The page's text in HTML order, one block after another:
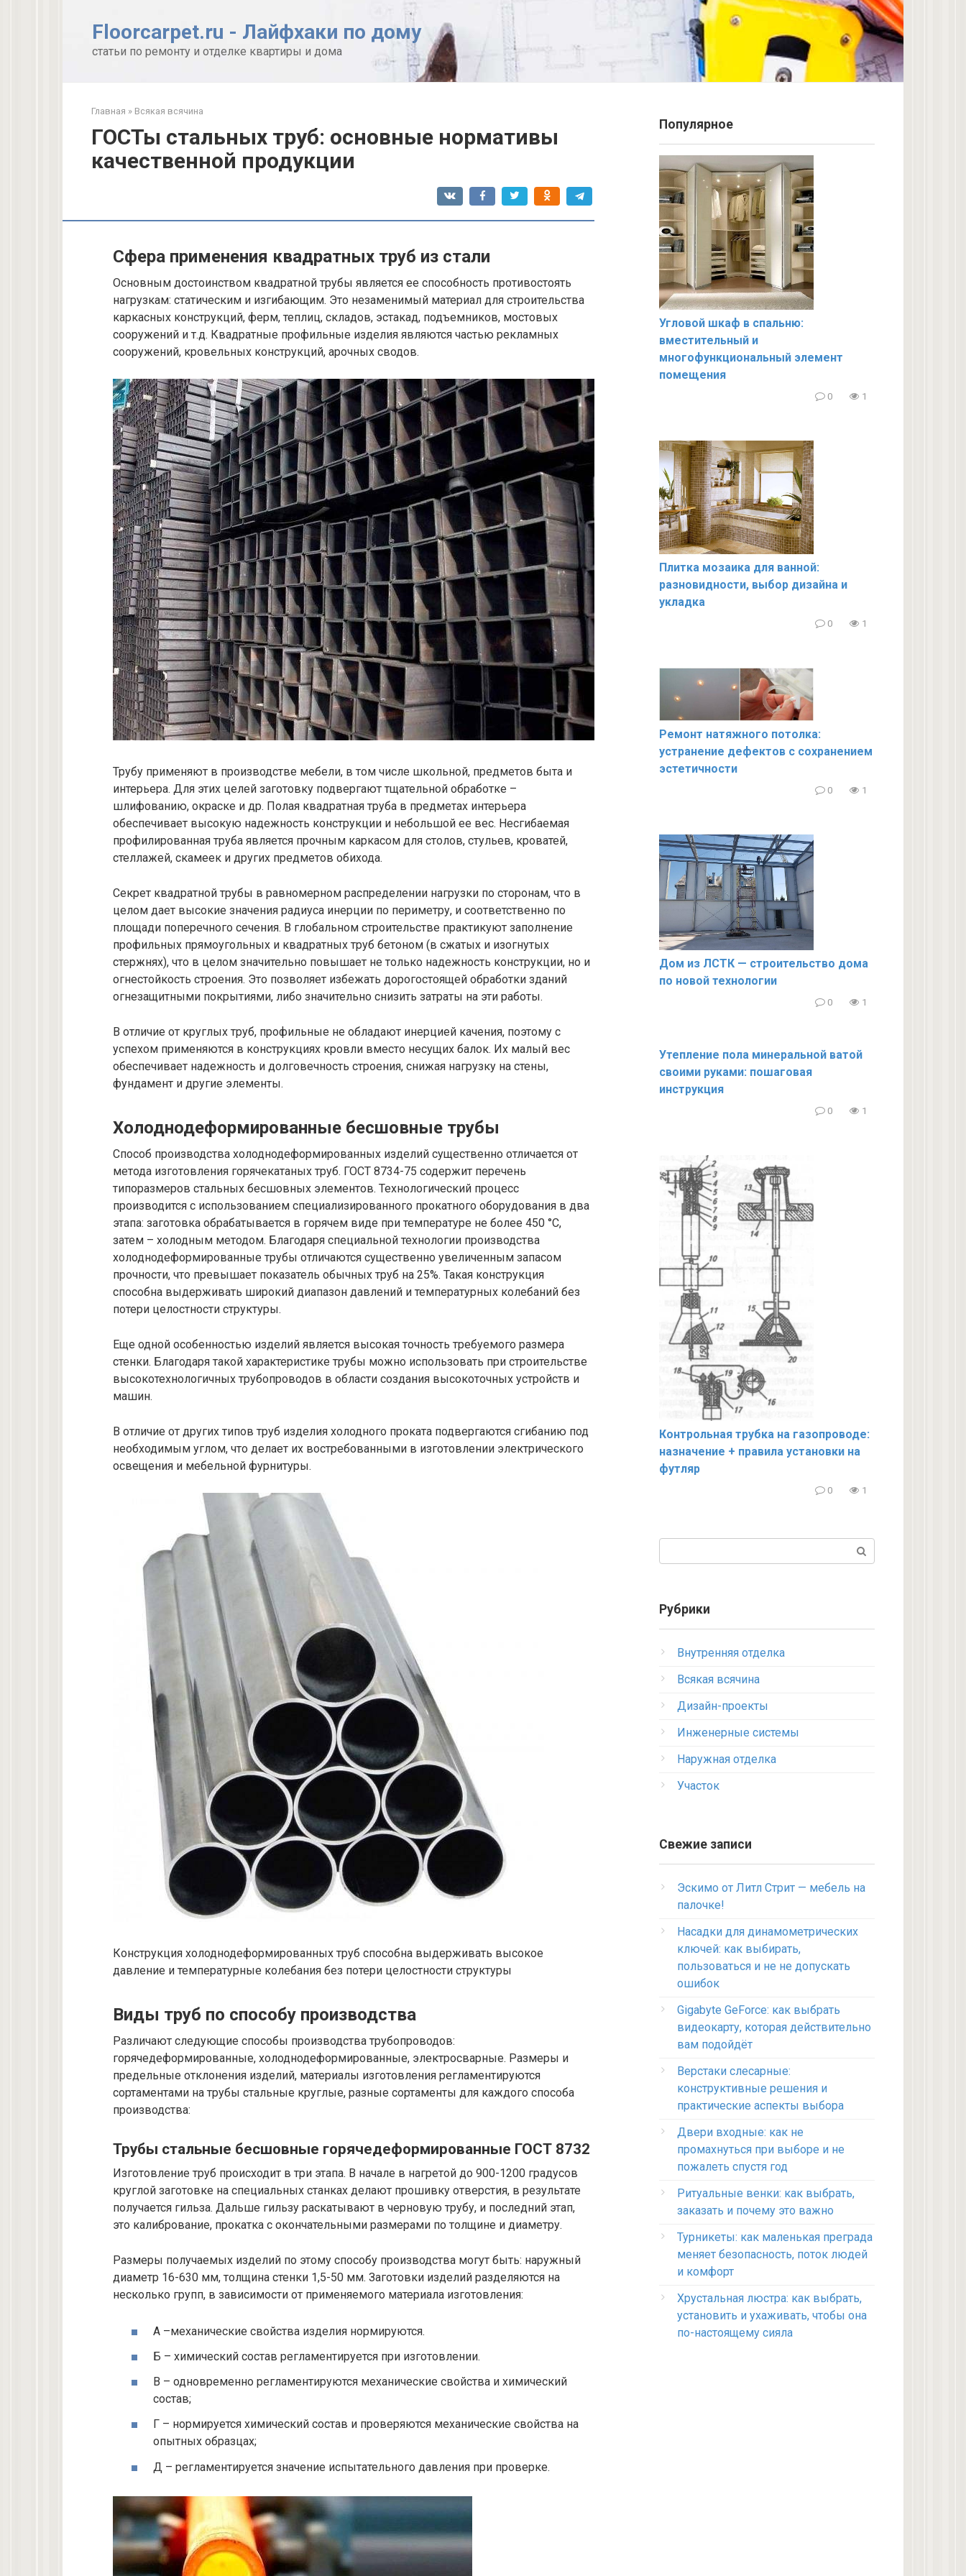
Floorcarpet.ru - Лайфхаки по дому
статьи по ремонту и отделке квартиры и дома
Главная » Всякая всячина
ГОСТы стальных труб: основные нормативы
качественной продукции
Сфера применения квадратных труб из стали
Основным достоинством квадратной трубы является ее способность противостоять
нагрузкам: статическим и изгибающим. Это незаменимый материал для строительства
каркасных конструкций, ферм, теплиц, складов, эстакад, подъемников, мостовых
сооружений и т.д. Квадратные профильные изделия являются частью рекламных
сооружений, кровельных конструкций, арочных сводов.
Трубу применяют в производстве мебели, в том числе школьной, предметов быта и
интерьера. Для этих целей заготовку подвергают тщательной обработке –
шлифованию, окраске и др. Полая квадратная труба в предметах интерьера
обеспечивает высокую надежность конструкции и небольшой ее вес. Несгибаемая
профилированная труба является прочным каркасом для столов, стульев, кроватей,
стеллажей, скамеек и других предметов обихода.
Секрет квадратной трубы в равномерном распределении нагрузки по сторонам, что в
целом дает высокие значения радиуса инерции по периметру, и соответственно по
площади поперечного сечения. В глобальном строительстве практикуют заполнение
профильных прямоугольных и квадратных труб бетоном (в сжатых и изогнутых
стержнях), что в целом значительно повышает не только надежность конструкции, но и
огнестойкость строения. Это позволяет избежать дорогостоящей обработки зданий
огнезащитными покрытиями, либо значительно снизить затраты на эти работы.
В отличие от круглых труб, профильные не обладают инерцией качения, поэтому с
успехом применяются в конструкциях кровли вместо несущих балок. Их малый вес
обеспечивает надежность и долговечность строения, снижая нагрузку на стены,
фундамент и другие элементы.
Холоднодеформированные бесшовные трубы
Способ производства холоднодеформированных изделий существенно отличается от
метода изготовления горячекатаных труб. ГОСТ 8734-75 содержит перечень
типоразмеров стальных бесшовных элементов. Технологический процесс
производится с использованием специализированного прокатного оборудования в два
этапа: заготовка обрабатывается в горячем виде при температуре не более 450 °С,
затем – холодным методом. Благодаря специальной технологии производства
холоднодеформированные трубы отличаются существенно увеличенным запасом
прочности, что превышает показатель обычных труб на 25%. Такая конструкция
способна выдерживать широкий диапазон давлений и температурных колебаний без
потери целостности структуры.
Еще одной особенностью изделий является высокая точность требуемого размера
стенки. Благодаря такой характеристике трубы можно использовать при строительстве
высокотехнологичных трубопроводов в области создания высокоточных устройств и
машин.
В отличие от других типов труб изделия холодного проката подвергаются сгибанию под
необходимым углом, что делает их востребованными в изготовлении электрического
освещения и мебельной фурнитуры.
Конструкция холоднодеформированных труб способна выдерживать высокое
давление и температурные колебания без потери целостности структуры
Виды труб по способу производства
Различают следующие способы производства трубопроводов:
горячедеформированные, холоднодеформированные, электросварные. Размеры и
предельные отклонения изделий, материалы изготовления регламентируются
сортаментами на трубы стальные круглые, разные сортаменты для каждого способа
производства:
Трубы стальные бесшовные горячедеформированные ГОСТ 8732
Изготовление труб происходит в три этапа. В начале в нагретой до 900-1200 градусов
круглой заготовке на специальных станках делают прошивку отверстия, в результате
получается гильза. Дальше гильзу раскатывают в черновую трубу, и последний этап,
это калибрование, прокатка с окончательными размерами по толщине и диаметру.
Размеры получаемых изделий по этому способу производства могут быть: наружный
диаметр 16-630 мм, толщина стенки 1,5-50 мм. Заготовки изделий разделяются на
несколько групп, в зависимости от применяемого материала изготовления:
А –механические свойства изделия нормируются.
Б – химический состав регламентируется при изготовлении.
В – одновременно регламентируются механические свойства и химический
состав;
Г – нормируется химический состав и проверяются механические свойства на
опытных образцах;
Д – регламентируется значение испытательного давления при проверке.
Популярное
Угловой шкаф в спальню:
вместительный и
многофункциональный элемент
помещения
0 1
Плитка мозаика для ванной:
разновидности, выбор дизайна и
укладка
0 1
Ремонт натяжного потолка:
устранение дефектов с сохранением
эстетичности
0 1
Дом из ЛСТК — строительство дома
по новой технологии
0 1
Утепление пола минеральной ватой
своими руками: пошаговая
инструкция
0 1
Контрольная трубка на газопроводе:
назначение + правила установки на
футляр
0 1
Рубрики
Внутренняя отделка
Всякая всячина
Дизайн-проекты
Инженерные системы
Наружная отделка
Участок
Свежие записи
Эскимо от Литл Стрит — мебель на
палочке!
Насадки для динамометрических
ключей: как выбирать,
пользоваться и не не допускать
ошибок
Gigabyte GeForce: как выбрать
видеокарту, которая действительно
вам подойдёт
Верстаки слесарные:
конструктивные решения и
практические аспекты выбора
Двери входные: как не
промахнуться при выборе и не
пожалеть спустя год
Ритуальные венки: как выбрать,
заказать и почему это важно
Турникеты: как маленькая преграда
меняет безопасность, поток людей
и комфорт
Хрустальная люстра: как выбрать,
установить и ухаживать, чтобы она
по-настоящему сияла